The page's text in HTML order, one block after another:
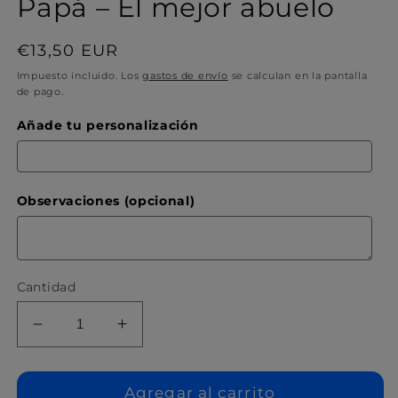
Papá – El mejor abuelo
Precio
habitual
€13,50 EUR
Impuesto incluido. Losgastos de envío se calculan en la pantalla
de pago.
Añade tu personalización
Observaciones (opcional)
Cantidad
Reducir
cantidad
para
Aumentar
cantidad
para
Taza
Agregar al carrito